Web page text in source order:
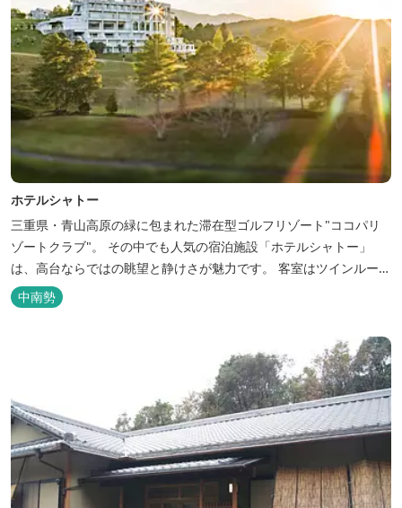
ホテルシャトー
三重県・青山高原の緑に包まれた滞在型ゴルフリゾート"ココパリ
ゾートクラブ"。 その中でも人気の宿泊施設「ホテルシャトー」
は、高台ならではの眺望と静けさが魅力です。 客室はツインルーム
から4〜6名で泊まれる和洋室まで幅広く、旅のスタイルに合わせて
選べます。 天然温泉の大浴場・露天風呂、ロウリュ式サウナで体を
中南勢